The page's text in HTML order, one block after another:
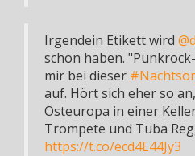
Irgendein Etikett wird
schon haben.
mir bei dieser
auf. Hört sich eher so
Osteuropa in einer
Trompete und Tuba
https://t.co/ecd4E44Jy3